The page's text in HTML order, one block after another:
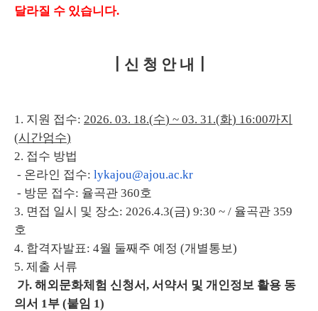
달라질 수 있습니다.
┃신 청 안 내┃
1. 지원 접수: 2026. 03. 18.(수) ~ 03. 31.(화) 16:00까지
(시간엄수)
2. 접수 방법
- 온라인 접수: lykajou@ajou.ac.kr
- 방문 접수: 율곡관 360호
3. 면접 일시 및 장소: 2026.4.3(금) 9:30 ~ / 율곡관 359
호
4. 합격자발표: 4월 둘째주 예정 (개별통보)
5. 제출 서류
가. 해외문화체험 신청서, 서약서 및 개인정보 활용 동
의서 1부 (붙임 1)